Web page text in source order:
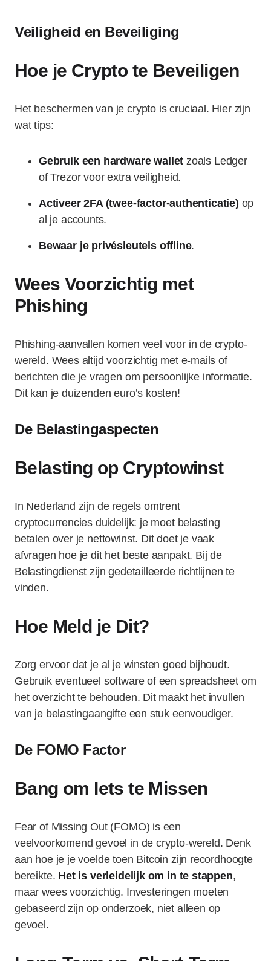
Veiligheid en Beveiliging
Hoe je Crypto te Beveiligen
Het beschermen van je crypto is cruciaal. Hier zijn
wat tips:
Gebruik een hardware wallet zoals Ledger
of Trezor voor extra veiligheid.
Activeer 2FA (twee-factor-authenticatie) op
al je accounts.
Bewaar je privésleutels offline.
Wees Voorzichtig met
Phishing
Phishing-aanvallen komen veel voor in de crypto-
wereld. Wees altijd voorzichtig met e-mails of
berichten die je vragen om persoonlijke informatie.
Dit kan je duizenden euro’s kosten!
De Belastingaspecten
Belasting op Cryptowinst
In Nederland zijn de regels omtrent
cryptocurrencies duidelijk: je moet belasting
betalen over je nettowinst. Dit doet je vaak
afvragen hoe je dit het beste aanpakt. Bij de
Belastingdienst zijn gedetailleerde richtlijnen te
vinden.
Hoe Meld je Dit?
Zorg ervoor dat je al je winsten goed bijhoudt.
Gebruik eventueel software of een spreadsheet om
het overzicht te behouden. Dit maakt het invullen
van je belastingaangifte een stuk eenvoudiger.
De FOMO Factor
Bang om Iets te Missen
Fear of Missing Out (FOMO) is een
veelvoorkomend gevoel in de crypto-wereld. Denk
aan hoe je je voelde toen Bitcoin zijn recordhoogte
bereikte. Het is verleidelijk om in te stappen,
maar wees voorzichtig. Investeringen moeten
gebaseerd zijn op onderzoek, niet alleen op
gevoel.